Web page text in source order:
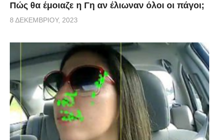
Πώς θα έμοιαζε η Γη αν έλιωναν όλοι οι πάγοι;
8 ΔΕΚΕΜΒΡΊΟΥ, 2023